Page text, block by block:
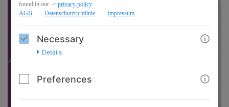
found in our ->privacy policy
AGB
Datenschutzrichtlinie Impressum
Necessary
Details
Preferences